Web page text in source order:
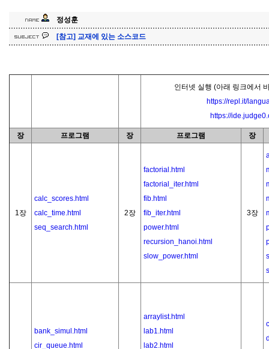
정성훈
[참고] 교재에 있는 소스코드
인터넷 실행 (아래 링크에서
https://repl.it/
https://
장 프로그램 장 프로그램 장
1장
calc_scores.html
calc_time.html
seq_search.html
2장
factorial.html
factorial_iter.html
fib.html
fib_iter.html
power.html
recursion_hanoi.html
slow_power.html
3장
bank_simul.html
cir_queue.html
arraylist.html
lab1.html
lab2.html